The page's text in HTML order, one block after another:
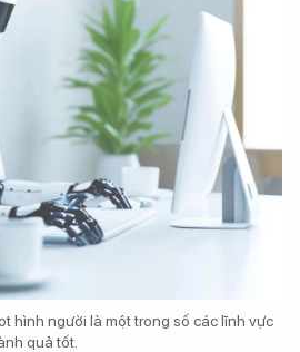
hình người là một trong số các lĩnh vực
quả tốt.